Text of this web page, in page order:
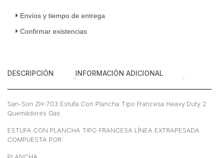
Francesa
Duty
cantidad
Envíos y tiempo de entrega
Confirmar existencias
DESCRIPCIÓN INFORMACIÓN ADICIONAL
San-Son ZH-703 Estufa Con Plancha Tipo Francesa Heavy Duty 2
Quemadores Gas
ESTUFA CON PLANCHA TIPO FRANCESA LÍNEA EXTRAPESADA
COMPUESTA POR:
PLANCHA